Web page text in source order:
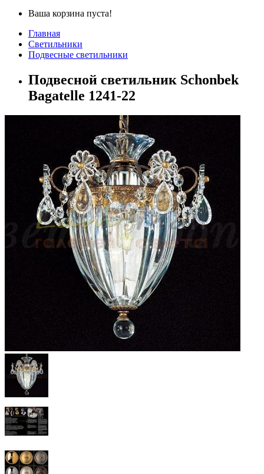
Ваша корзина пуста!
Главная
Светильники
Подвесные светильники
Подвесной светильник Schonbek
Bagatelle 1241-22